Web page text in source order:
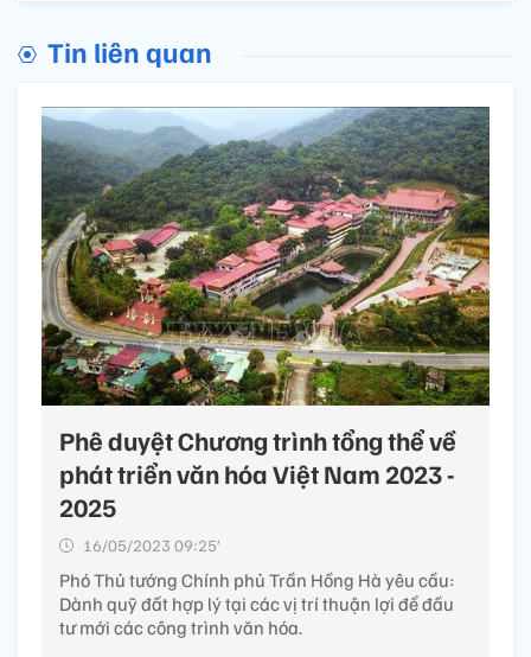
Tin liên quan
Phê duyệt Chương trình tổng thể về
phát triển văn hóa Việt Nam 2023 -
2025
16/05/2023 09:25’
Phó Thủ tướng Chính phủ Trần Hồng Hà yêu cầu:
Dành quỹ đất hợp lý tại các vị trí thuận lợi để đầu
tư mới các công trình văn hóa.